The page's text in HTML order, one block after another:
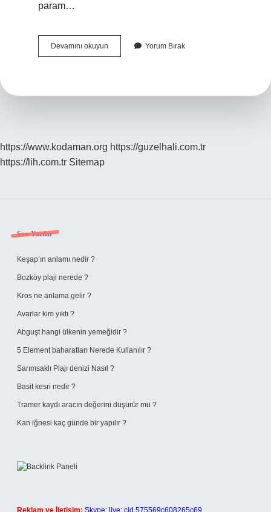
param…
Devamını okuyun
Hazırda
Yorum Bırak
https://www.kodaman.org https://guzelhali.com.tr
https://lih.com.tr Sitemap
Sidebar
Son Yazılar
Keşap’ın anlamı nedir ?
Bozköy plaji nerede ?
Kros ne anlama gelir ?
Avarlar kim yıktı ?
Abguşt hangi ülkenin yemeğidir ?
5 Element baharatları Nerede Kullanılır ?
Sarımsaklı Plajı denizi Nasıl ?
Basit kesri nedir ?
Tramer kaydı aracın değerini düşürür mü ?
Kan iğnesi kaç günde bir yapılır ?
Reklam ve İletişim: Skype: live:.cid.575569c608265c69